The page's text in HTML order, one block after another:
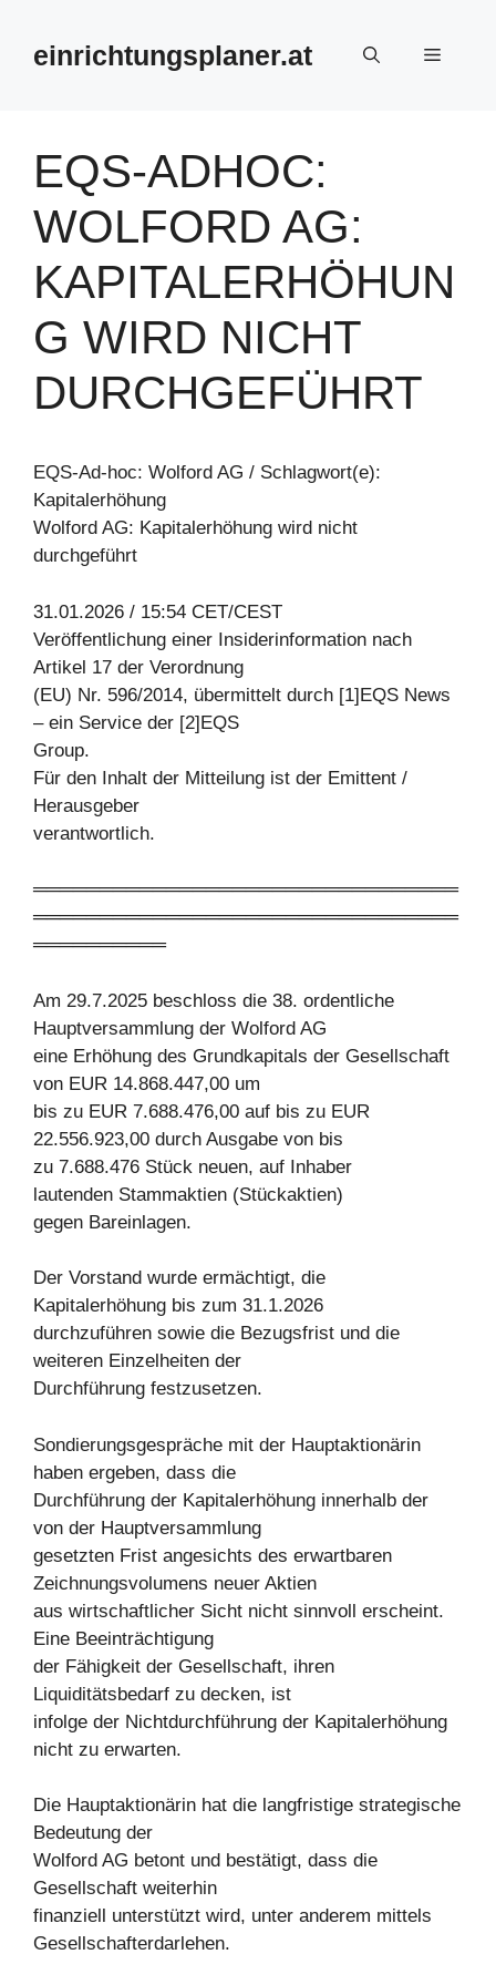
springeneinrichtungsplaner.at Menü
EQS-ADHOC:
WOLFORD AG:
KAPITALERHÖHUN
G WIRD NICHT
DURCHGEFÜHRT
EQS-Ad-hoc: Wolford AG / Schlagwort(e):
Kapitalerhöhung
Wolford AG: Kapitalerhöhung wird nicht
durchgeführt
31.01.2026 / 15:54 CET/CEST
Veröffentlichung einer Insiderinformation nach
Artikel 17 der Verordnung
(EU) Nr. 596/2014, übermittelt durch [1]EQS News
– ein Service der [2]EQS
Group.
Für den Inhalt der Mitteilung ist der Emittent /
Herausgeber
verantwortlich.
════════════════════════════════
════════════════════════════════
══════════
Am 29.7.2025 beschloss die 38. ordentliche
Hauptversammlung der Wolford AG
eine Erhöhung des Grundkapitals der Gesellschaft
von EUR 14.868.447,00 um
bis zu EUR 7.688.476,00 auf bis zu EUR
22.556.923,00 durch Ausgabe von bis
zu 7.688.476 Stück neuen, auf Inhaber
lautenden Stammaktien (Stückaktien)
gegen Bareinlagen.
Der Vorstand wurde ermächtigt, die
Kapitalerhöhung bis zum 31.1.2026
durchzuführen sowie die Bezugsfrist und die
weiteren Einzelheiten der
Durchführung festzusetzen.
Sondierungsgespräche mit der Hauptaktionärin
haben ergeben, dass die
Durchführung der Kapitalerhöhung innerhalb der
von der Hauptversammlung
gesetzten Frist angesichts des erwartbaren
Zeichnungsvolumens neuer Aktien
aus wirtschaftlicher Sicht nicht sinnvoll erscheint.
Eine Beeinträchtigung
der Fähigkeit der Gesellschaft, ihren
Liquiditätsbedarf zu decken, ist
infolge der Nichtdurchführung der Kapitalerhöhung
nicht zu erwarten.
Die Hauptaktionärin hat die langfristige strategische
Bedeutung der
Wolford AG betont und bestätigt, dass die
Gesellschaft weiterhin
finanziell unterstützt wird, unter anderem mittels
Gesellschafterdarlehen.